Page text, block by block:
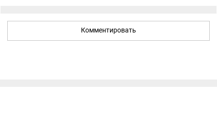
Комментировать